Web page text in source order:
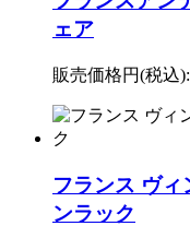
ェア
販売価格円(税込):
フランス ヴ
ンラック